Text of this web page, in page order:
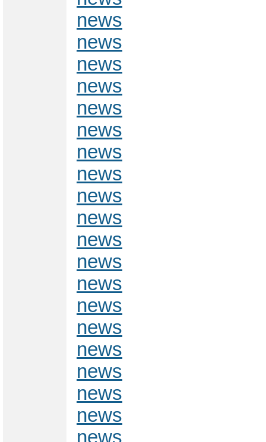
news
news
news
news
news
news
news
news
news
news
news
news
news
news
news
news
news
news
news
news